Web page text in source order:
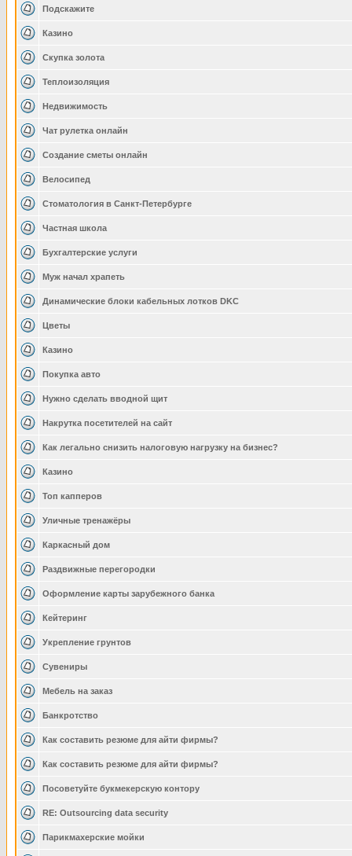
Подскажите
Казино
Скупка золота
Теплоизоляция
Недвижимость
Чат рулетка онлайн
Создание сметы онлайн
Велосипед
Стоматология в Санкт-Петербурге
Частная школа
Бухгалтерские услуги
Муж начал храпеть
Динамические блоки кабельных лотков DKC
Цветы
Казино
Покупка авто
Нужно сделать вводной щит
Накрутка посетителей на сайт
Как легально снизить налоговую нагрузку на бизнес?
Казино
Топ капперов
Уличные тренажёры
Каркасный дом
Раздвижные перегородки
Оформление карты зарубежного банка
Кейтеринг
Укрепление грунтов
Сувениры
Мебель на заказ
Банкротство
Как составить резюме для айти фирмы?
Как составить резюме для айти фирмы?
Посоветуйте букмекерскую контору
RE: Outsourcing data security
Парикмахерские мойки